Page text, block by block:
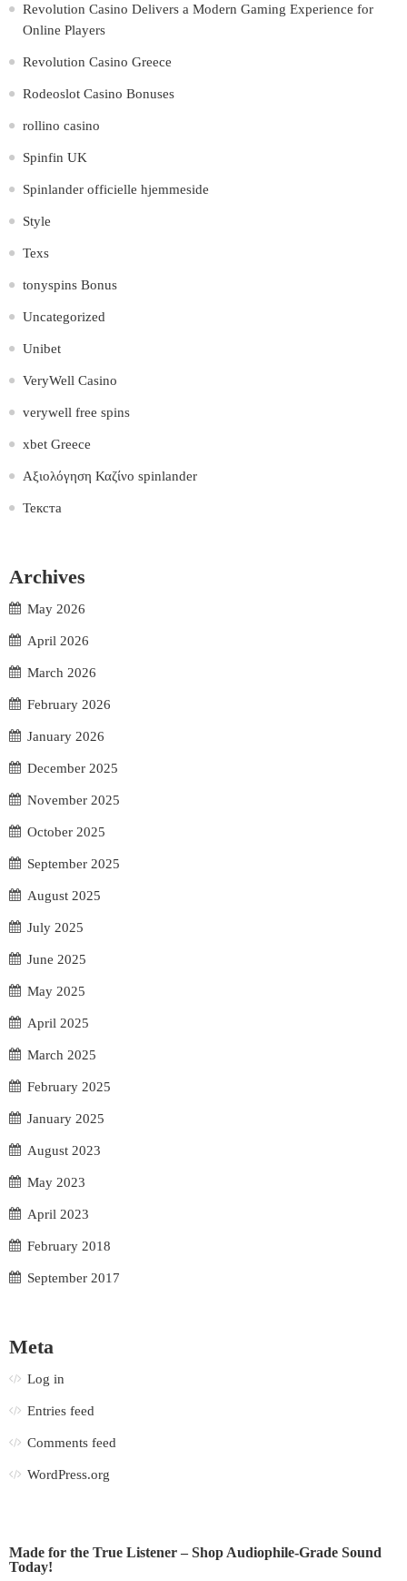
Revolution Casino Delivers a Modern Gaming Experience for
Online Players
Revolution Casino Greece
Rodeoslot Casino Bonuses
rollino casino
Spinfin UK
Spinlander officielle hjemmeside
Style
Texs
tonyspins Bonus
Uncategorized
Unibet
VeryWell Casino
verywell free spins
xbet Greece
Αξιολόγηση Καζίνο spinlander
Текста
Archives
May 2026
April 2026
March 2026
February 2026
January 2026
December 2025
November 2025
October 2025
September 2025
August 2025
July 2025
June 2025
May 2025
April 2025
March 2025
February 2025
January 2025
August 2023
May 2023
April 2023
February 2018
September 2017
Meta
Log in
Entries feed
Comments feed
WordPress.org
Made for the True Listener – Shop Audiophile-Grade Sound
Today!